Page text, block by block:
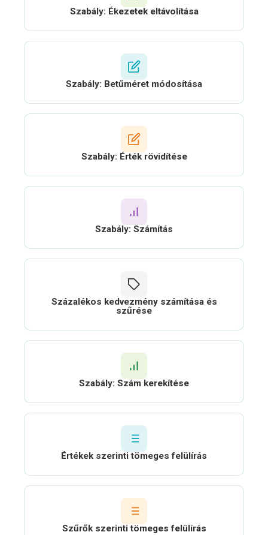
Szabály: Ékezetek eltávolítása
Szabály: Betűméret módosítása
Szabály: Érték rövidítése
Szabály: Számítás
Százalékos kedvezmény számítása és
szűrése
Szabály: Szám kerekítése
Értékek szerinti tömeges felülírás
Szűrők szerinti tömeges felülírás